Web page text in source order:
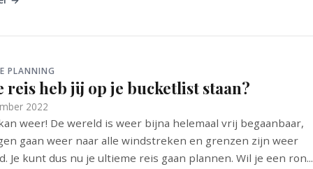
PLANNING
reis heb jij op je bucketlist staan?
2022
weer! De wereld is weer bijna helemaal vrij begaanbaar,
gaan weer naar alle windstreken en grenzen zijn weer
Je kunt dus nu je ultieme reis gaan plannen. Wil je een ron...